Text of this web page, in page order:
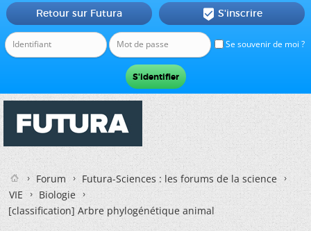
Se souvenir de moi ?
Retour sur Futura  S'inscrire
Forum
Futura-Sciences : les forums de la science
VIE
Biologie
[classification] Arbre phylogénétique animal